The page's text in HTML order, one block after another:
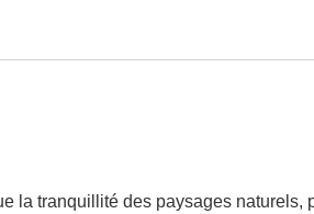
la tranquillité des paysages naturels,